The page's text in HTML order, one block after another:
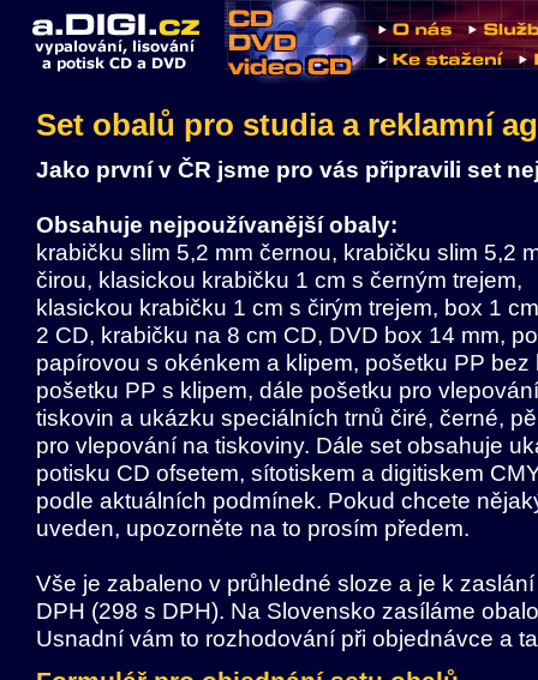
Set obalů pro studia a reklamní
Jako první v ČR jsme pro vás připravili set
Obsahuje nejpoužívanější obaly:
krabičku slim 5,2 mm černou, krabičku slim 5,2
čirou, klasickou krabičku 1 cm s černým trejem,
klasickou krabičku 1 cm s čirým trejem, box 1
2 CD, krabičku na 8 cm CD, DVD box 14 mm,
papírovou s okénkem a klipem, pošetku PP bez
pošetku PP s klipem, dále pošetku pro
tiskovin a ukázku speciálních trnů čiré, černé,
pro vlepování na tiskoviny. Dále set obsahuje
potisku CD ofsetem, sítotiskem a digitiskem
podle aktuálních podmínek. Pokud chcete
uveden, upozorněte na to prosím předem.
Vše je zabaleno v průhledné sloze a je k
DPH (298 s DPH). Na Slovensko zasíláme
Usnadní vám to rozhodování při objednávce a